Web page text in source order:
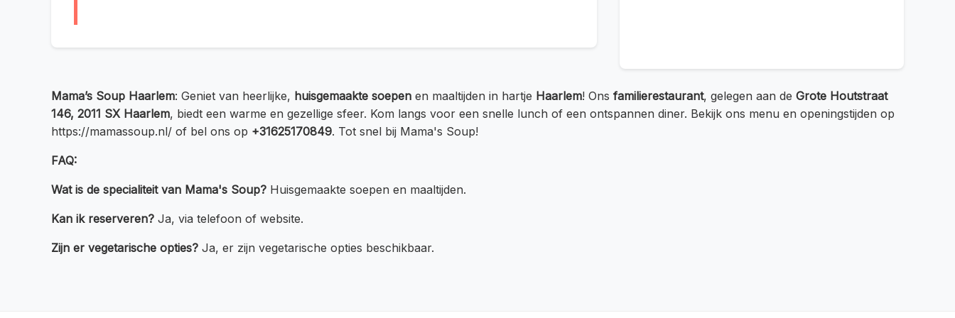
Mama’s Soup Haarlem: Geniet van heerlijke, huisgemaakte soepen en maaltijden in hartje Haarlem! Ons familierestaurant, gelegen aan de Grote Houtstraat
146, 2011 SX Haarlem, biedt een warme en gezellige sfeer. Kom langs voor een snelle lunch of een ontspannen diner. Bekijk ons menu en openingstijden op
https://mamassoup.nl/ of bel ons op +31625170849. Tot snel bij Mama's Soup!
FAQ:
Wat is de specialiteit van Mama's Soup? Huisgemaakte soepen en maaltijden.
Kan ik reserveren? Ja, via telefoon of website.
Zijn er vegetarische opties? Ja, er zijn vegetarische opties beschikbaar.